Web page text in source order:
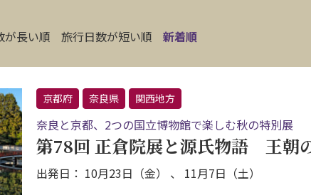
が長い順 旅行日数が短い順 新着順
京都府 奈良県 関西地方
奈良と京都、2つの国立博物館で楽しむ秋の特別展
第78回 正倉院展と源氏物語 王朝
出発日： 10月23日（金） 、 11月7日（土）